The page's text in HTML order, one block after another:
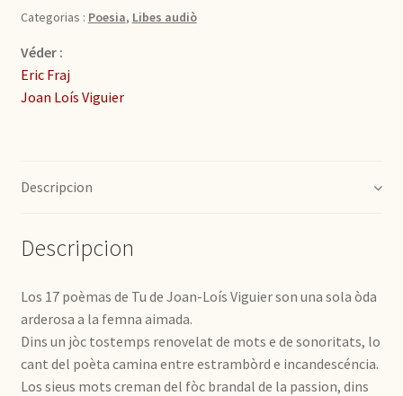
Categorias : Poesia, Libes audiò
Véder :
Eric Fraj
Joan Loís Viguier
Descripcion
Descripcion
Los 17 poèmas de Tu de Joan-Loís Viguier son una sola òda
arderosa a la femna aimada.
Dins un jòc tostemps renovelat de mots e de sonoritats, lo
cant del poèta camina entre estrambòrd e incandescéncia.
Los sieus mots creman del fòc brandal de la passion, dins